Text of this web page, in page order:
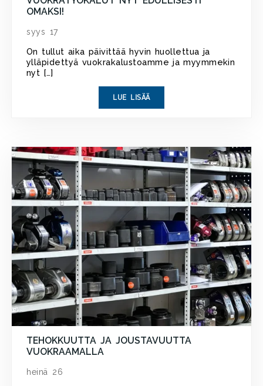
OMAKSI!
syys 17
On tullut aika päivittää hyvin huollettua ja
ylläpidettyä vuokrakalustoamme ja myymmekin
nyt […]
LUE LISÄÄ
TEHOKKUUTTA JA JOUSTAVUUTTA
VUOKRAAMALLA
heinä 26